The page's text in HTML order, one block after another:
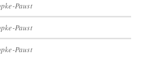
Paust
Paust
Paust